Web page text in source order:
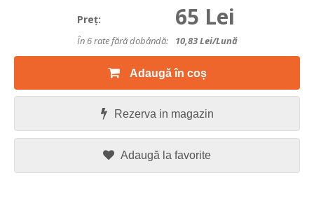
Preţ: 65 Lei
În 6 rate fără dobândă: 10,83Lei/lună
Adaugă în coș
Rezerva in magazin
Adaugă la favorite